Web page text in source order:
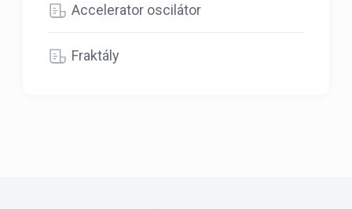
Accelerator oscilátor
Fraktály